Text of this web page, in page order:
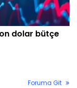
dolar bütçe
Foruma Git